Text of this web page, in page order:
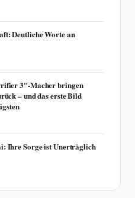
Deutliche Worte an
3"-Macher bringen
– und das erste Bild
Ihre Sorge ist Unerträglich